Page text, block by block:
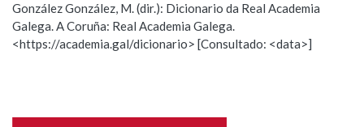
BUSCAR NO CONTIDO
Nas definicións
Nome
González González, M. (dir.): Dicionario da Real Academia
Galega. A Coruña: Real Academia Galega.
<https://academia.gal/dicionario> [Consultado: <data>]